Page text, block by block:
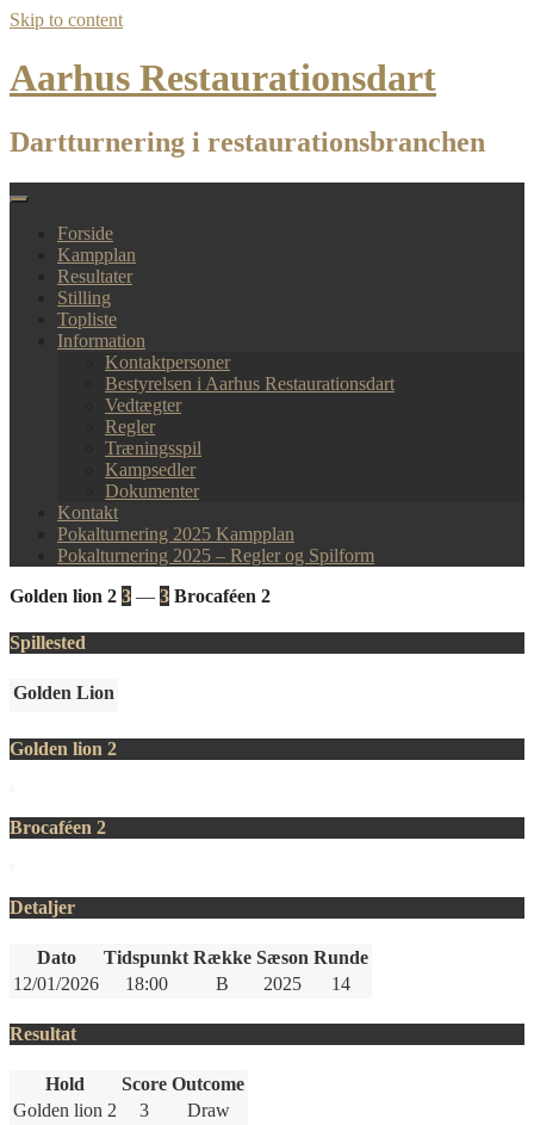
Skip to content
Aarhus Restaurationsdart
Dartturnering i restaurationsbranchen
Forside
Kampplan
Resultater
Stilling
Topliste
Information
Kontaktpersoner
Bestyrelsen i Aarhus Restaurationsdart
Vedtægter
Regler
Træningsspil
Kampsedler
Dokumenter
Kontakt
Pokalturnering 2025 Kampplan
Pokalturnering 2025 – Regler og Spilform
Golden lion 2 3 — 3 Brocaféen 2
Spillested
Golden Lion
Golden lion 2
Brocaféen 2
Detaljer
Dato Tidspunkt Række Sæson Runde
12/01/2026
18:00 B 2025 14
Resultat
Hold Score Outcome
Golden lion 2
3
Draw